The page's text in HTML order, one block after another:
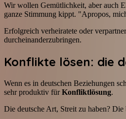
Wir wollen Gemütlichkeit, aber auch
ganze Stimmung kippt. "Apropos,
Erfolgreich verheiratete oder
durcheinanderzubringen.
Konflikte lösen: die
Wenn es in deutschen Beziehungen
sehr produktiv fürKonfliktlösung.
Die deutsche Art, Streit zu haben? Die